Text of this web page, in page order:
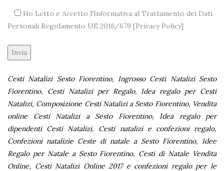
Ho Letto e Accetto l'Informativa al Trattamento dei Dati
Personali Regolamento UE 2016/679 [Privacy Policy]
Alternative:
Cesti Natalizi Sesto Fiorentino, Ingrosso Cesti Natalizi Sesto
Fiorentino, Cesti Natalizi per Regalo, Idea regalo per Cesti
Natalizi, Composizione Cesti Natalizi a Sesto Fiorentino, Vendita
online Cesti Natalizi a Sesto Fiorentino, Idea regalo per
dipendenti Cesti Natalizi, Cesti natalizi e confezioni regalo,
Confezioni natalizie Ceste di natale a Sesto Fiorentino, Idee
Regalo per Natale a Sesto Fiorentino, Cesti di Natale Vendita
Online, Cesti Natalizi Online 2017 e confezioni regalo per le